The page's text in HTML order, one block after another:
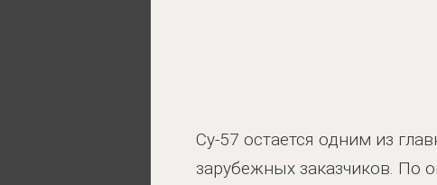
Су-57 остается одним из
зарубежных заказчиков. По